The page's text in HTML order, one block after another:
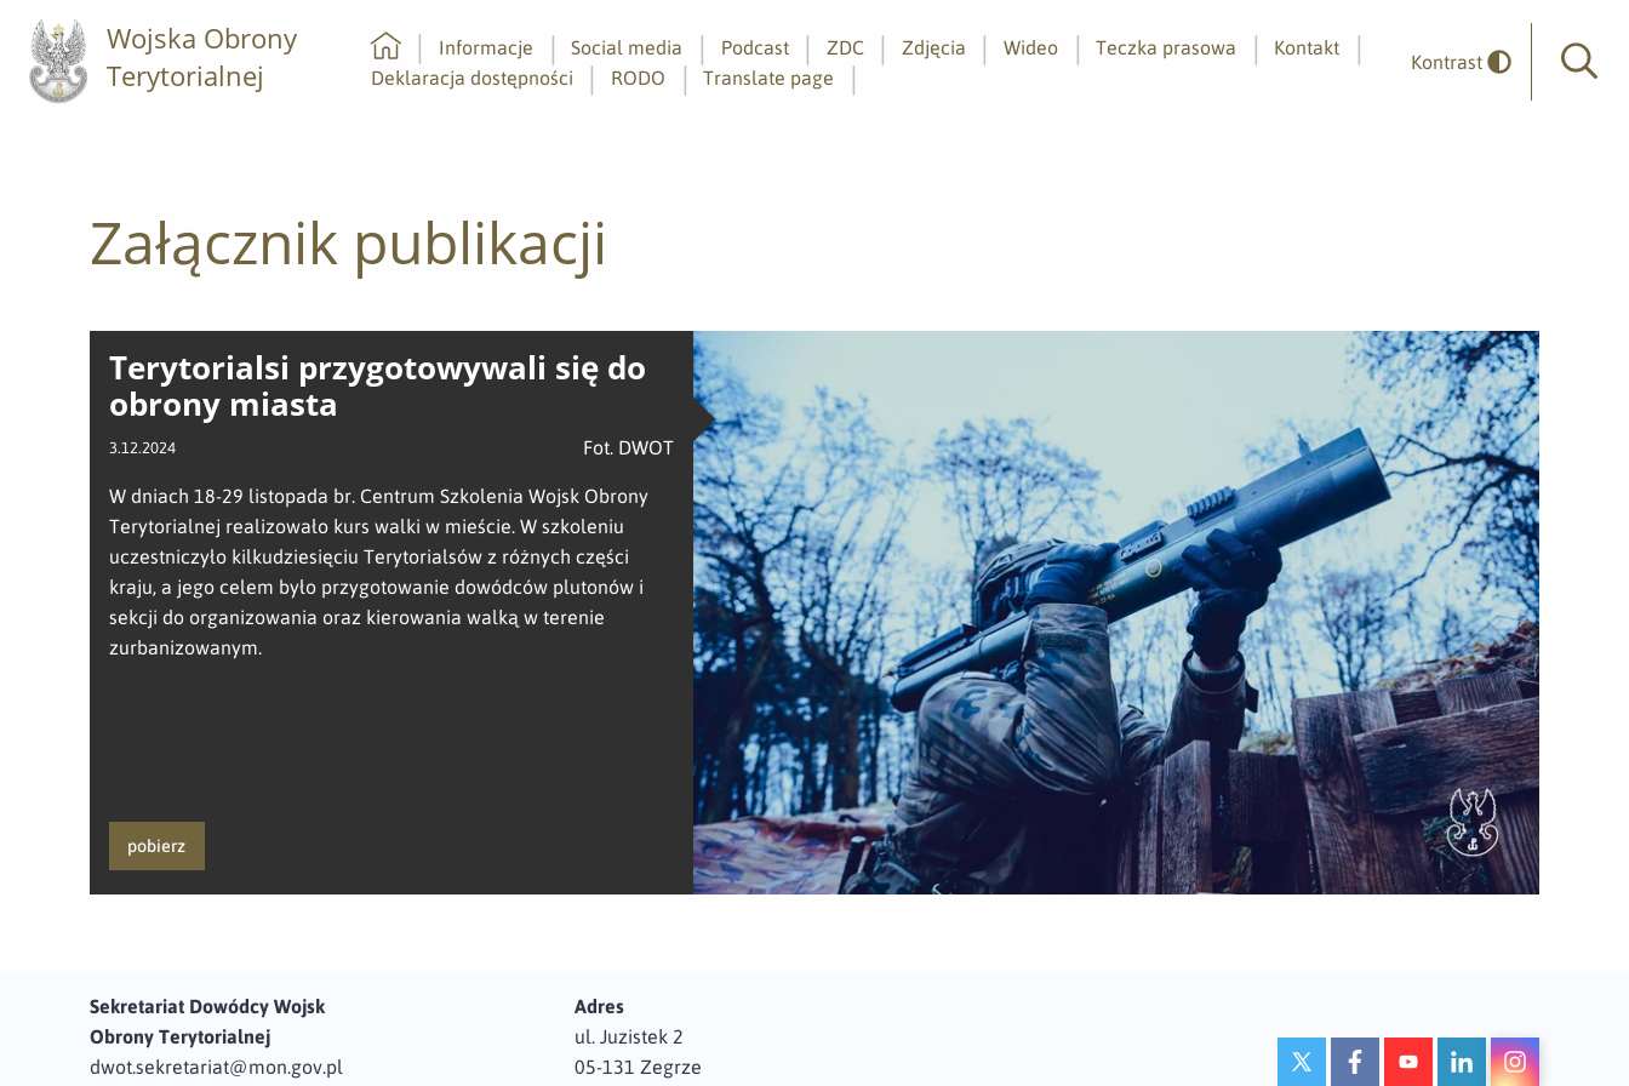
Wojska Obrony
Terytorialnej
Strona główna
Informacje Social media Podcast ZDC Zdjęcia Wideo Teczka prasowa
Kontakt
Deklaracja dostępności
RODO Translate page
Kontrast
Załącznik publikacji
Terytorialsi przygotowywali się do
obrony miasta
3.12.2024 Fot. DWOT
W dniach 18-29 listopada br. Centrum Szkolenia Wojsk Obrony
Terytorialnej realizowało kurs walki w mieście. W szkoleniu
uczestniczyło kilkudziesięciu Terytorialsów z różnych części
kraju, a jego celem było przygotowanie dowódców plutonów i
sekcji do organizowania oraz kierowania walką w terenie
zurbanizowanym.
pobierz
Sekretariat Dowódcy Wojsk
Obrony Terytorialnej
dwot.sekretariat@mon.gov.pl
Adres
ul. Juzistek 2
05-131 Zegrze